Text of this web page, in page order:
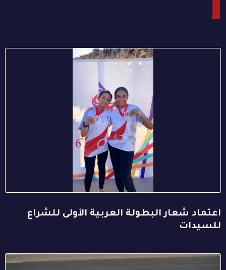
اعتماد شعار البطولة العربية الأولى للشراع
للسيدات